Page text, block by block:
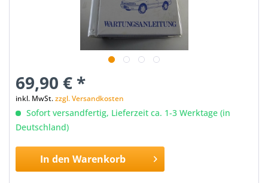
69,90 € *
inkl. MwSt.zzgl. Versandkosten
Sofort versandfertig, Lieferzeit ca. 1-3 Werktage (in
Deutschland)
In den Warenkorb